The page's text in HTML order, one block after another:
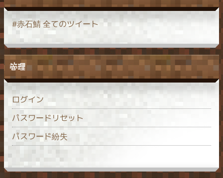
#赤石鯖 全てのツイート
管理
ログイン
パスワードリセット
パスワード紛失